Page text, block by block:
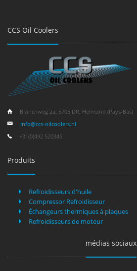
CCS Oil Coolers
Branchweg 2a, 5705 DR, Helmond (Pays-Bas)
info@ccs-oilcoolers.nl
+31(0)492 520345
Produits
Refroidisseurs d'huile
Compressor Refroidisseur
Échangeurs thermiques à plaques
Refroidisseurs de moteur
médias sociaux